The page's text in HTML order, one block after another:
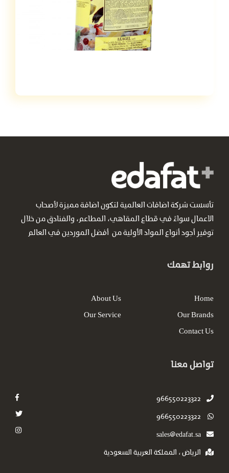
تأسست شركة اضافات العالمية لتكون اضافة مميزة لأصحاب
الاعمال سواءً في قطاع المقاهي، المطاعم، والفنادق من خلال
توفير أجود أنواع المواد الأولية من أفضل الموردين في العالم
روابط تهمك
Home
About Us
Our Brands
Our Service
Contact Us
تواصل معنا
966550223322
966550223322
sales@edafat.sa
الرياض ، المملكة العربية السعودية